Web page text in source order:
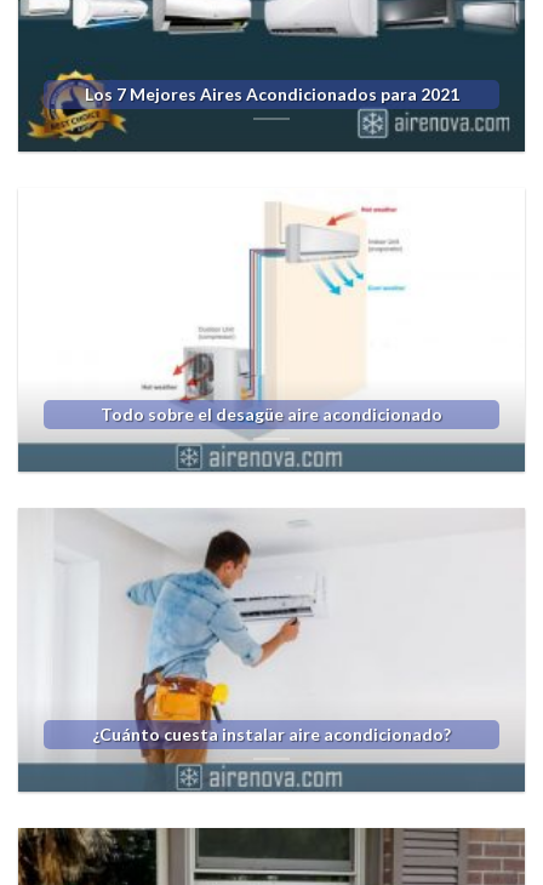
Los 7 Mejores Aires Acondicionados para 2021
Todo sobre el desagüe aire acondicionado
¿Cuánto cuesta instalar aire acondicionado?